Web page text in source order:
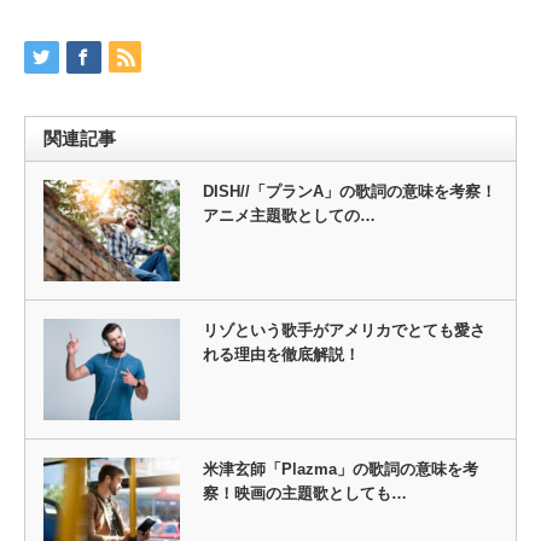
関連記事
DISH//「プランA」の歌詞の意味を考察！
アニメ主題歌としての…
リゾという歌手がアメリカでとても愛さ
れる理由を徹底解説！
米津玄師「Plazma」の歌詞の意味を考
察！映画の主題歌としても…